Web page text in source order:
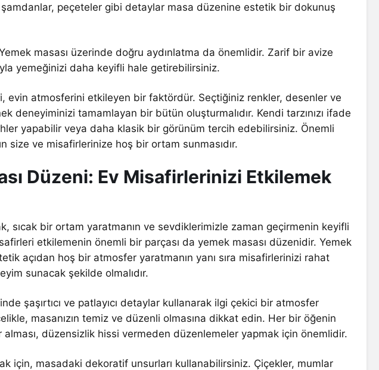
şamdanlar, peçeteler gibi detaylar masa düzenine estetik bir dokunuş
masası üzerinde doğru aydınlatma da önemlidir. Zarif bir avize
yemeğinizi daha keyifli hale getirebilirsiniz.
evin atmosferini etkileyen bir faktördür. Seçtiğiniz renkler, desenler ve
deneyiminizi tamamlayan bir bütün oluşturmalıdır. Kendi tarzınızı ifade
yapabilir veya daha klasik bir görünüm tercih edebilirsiniz. Önemli
size ve misafirlerinize hoş bir ortam sunmasıdır.
Düzeni: Ev Misafirlerinizi Etkilemek
sıcak bir ortam yaratmanın ve sevdiklerimizle zaman geçirmenin keyifli
etkilemenin önemli bir parçası da yemek masası düzenidir. Yemek
açıdan hoş bir atmosfer yaratmanın yanı sıra misafirlerinizi rahat
sunacak şekilde olmalıdır.
şaşırtıcı ve patlayıcı detaylar kullanarak ilgi çekici bir atmosfer
masanızın temiz ve düzenli olmasına dikkat edin. Her bir öğenin
düzensizlik hissi vermeden düzenlemeler yapmak için önemlidir.
için, masadaki dekoratif unsurları kullanabilirsiniz. Çiçekler, mumlar